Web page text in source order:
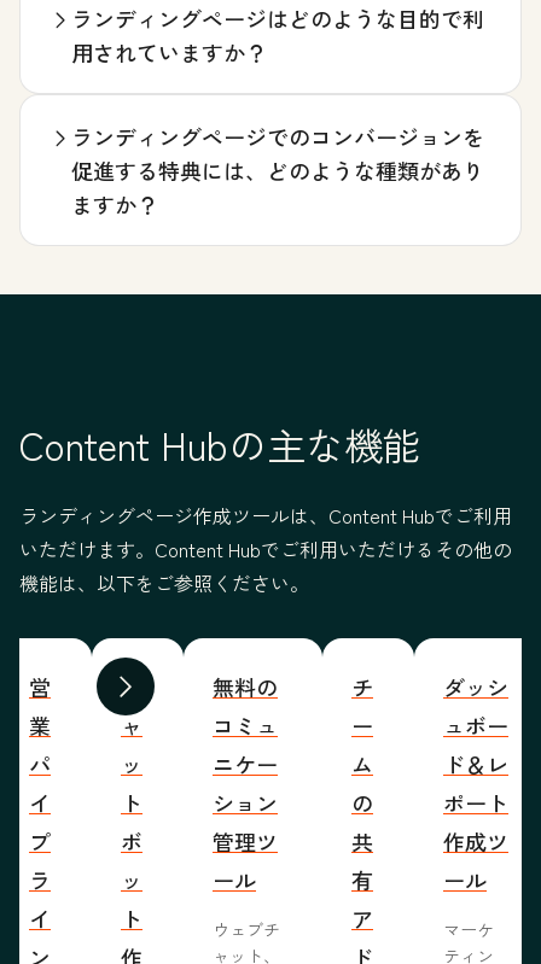
ランディングページはどのような目的で利
用されていますか？
ランディングページでのコンバージョンを
促進する特典には、どのような種類があり
ますか？
Content Hubの主な機能
ランディングページ作成ツールは、Content Hubでご利用
いただけます。Content Hubでご利用いただけるその他の
機能は、以下をご参照ください。
前へ 次へ
営
業
パ
イ
プ
ラ
イ
ン
チ
ャ
ッ
ト
ボ
ッ
ト
作
無料の
コミュ
ニケー
ション
管理ツ
ール
ウェブチ
ャット、
チ
ー
ム
の
共
有
ア
ド
ダッシ
ュボー
ド＆レ
ポート
作成ツ
ール
マーケ
ティン